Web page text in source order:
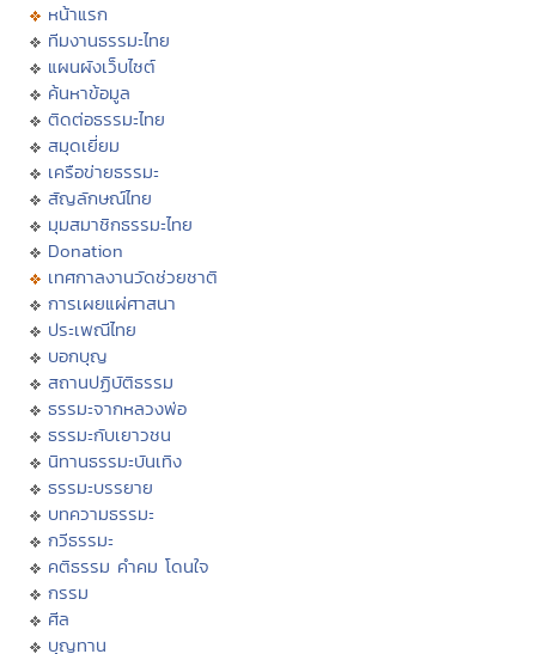
หน้าแรก
ทีมงานธรรมะไทย
แผนผังเว็บไซต์
ค้นหาข้อมูล
ติดต่อธรรมะไทย
สมุดเยี่ยม
เครือข่ายธรรมะ
สัญลักษณ์ไทย
มุมสมาชิกธรรมะไทย
Donation
เทศกาลงานวัดช่วยชาติ
การเผยแผ่ศาสนา
ประเพณีไทย
บอกบุญ
สถานปฏิบัติธรรม
ธรรมะจากหลวงพ่อ
ธรรมะกับเยาวชน
นิทานธรรมะบันเทิง
ธรรมะบรรยาย
บทความธรรมะ
กวีธรรมะ
คติธรรม คำคม โดนใจ
กรรม
ศีล
บุญทาน